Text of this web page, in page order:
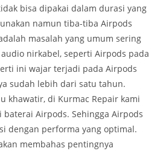
bisa dipakai dalam durasi yang
namun tiba-tiba Airpods
masalah yang umum sering
nirkabel, seperti Airpods pada
ini wajar terjadi pada Airpods
sudah lebih dari satu tahun.
khawatir, di Kurmac Repair kami
baterai Airpods. Sehingga Airpods
dengan performa yang optimal.
membahas pentingnya